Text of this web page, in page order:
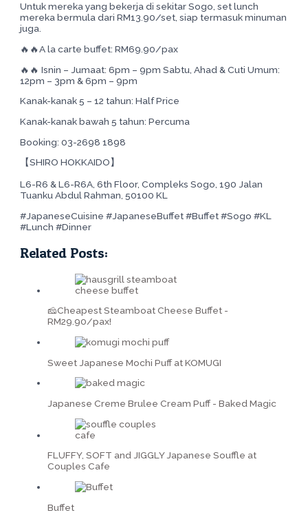
Untuk mereka yang bekerja di sekitar Sogo, set lunch
mereka bermula dari RM13.90/set, siap termasuk minuman
juga.
🔥🔥A la carte buffet: RM69.90/pax
🔥🔥 Isnin – Jumaat: 6pm – 9pm Sabtu, Ahad & Cuti Umum:
12pm – 3pm & 6pm – 9pm
Kanak-kanak 5 – 12 tahun: Half Price
Kanak-kanak bawah 5 tahun: Percuma
Booking: 03-2698 1898
【SHIRO HOKKAIDO】
L6-R6 & L6-R6A, 6th Floor, Compleks Sogo, 190 Jalan
Tuanku Abdul Rahman, 50100 KL
#JapaneseCuisine #JapaneseBuffet #Buffet #Sogo #KL
#Lunch #Dinner
Related Posts:
🧀Cheapest Steamboat Cheese Buffet -
RM29.90/pax!
Sweet Japanese Mochi Puff at KOMUGI
Japanese Creme Brulee Cream Puff - Baked Magic
FLUFFY, SOFT and JIGGLY Japanese Souffle at
Couples Cafe
Buffet